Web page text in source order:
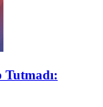
Tutmadı: